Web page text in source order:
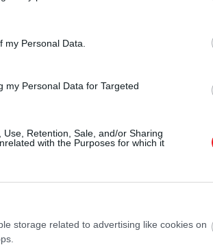
Personal Data.
my Personal Data for Targeted
Retention, Sale, and/or Sharing
with the Purposes for which it
storage related to advertising like cookies on
az ősz első hónapját a
rajta, abban sem
dolog